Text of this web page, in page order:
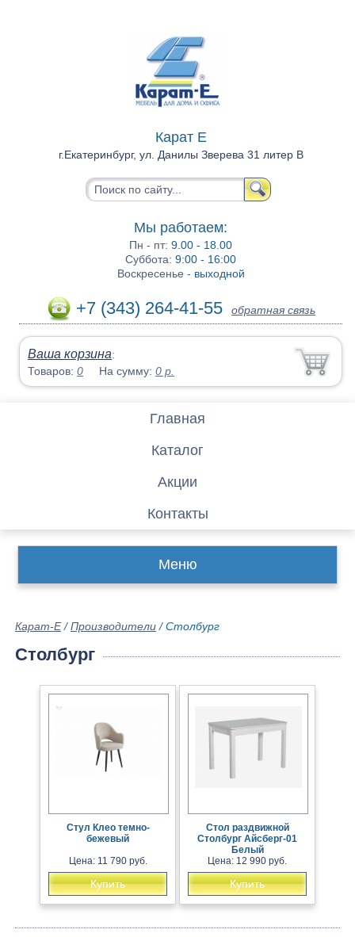
Карат Е
г.Екатеринбург, ул. Данилы Зверева 31 литер В
Мы работаем:
Пн - пт:9.00 - 18.00
Суббота:9:00 - 16:00
Воскресенье - выходной
+7 (343) 264-41-55 обратная связь
Ваша корзина:
Товаров:0 На сумму:0 р.
Главная
Каталог
Акции
Контакты
Меню
Карат-Е/Производители /Столбург
Столбург
Стул Клео темно-
бежевый
Цена: 11 790 руб.
Купить
Стол раздвижной
Столбург Айсберг-01
Белый
Цена: 12 990 руб.
Купить